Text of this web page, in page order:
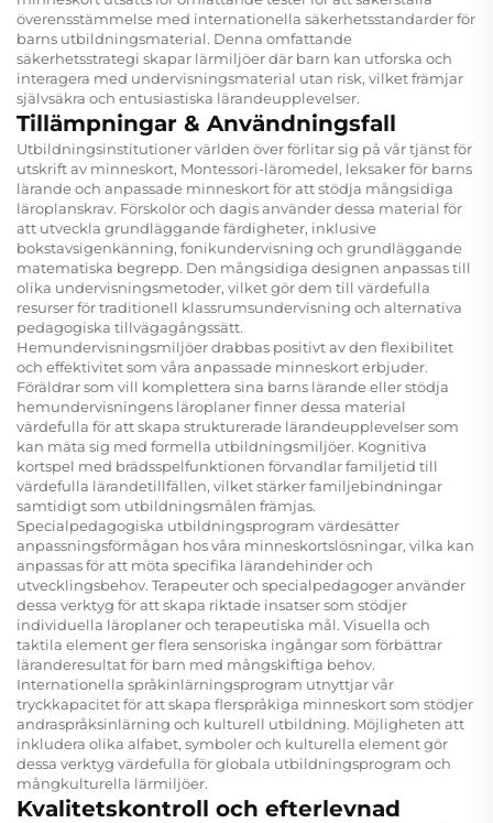
överensstämmelse med internationella säkerhetsstandarder för
barns utbildningsmaterial. Denna omfattande
säkerhetsstrategi skapar lärmiljöer där barn kan utforska och
interagera med undervisningsmaterial utan risk, vilket främjar
självsäkra och entusiastiska lärandeupplevelser.
Tillämpningar & Användningsfall
Utbildningsinstitutioner världen över förlitar sig på vår tjänst för
utskrift av minneskort, Montessori-läromedel, leksaker för barns
lärande och anpassade minneskort för att stödja mångsidiga
läroplanskrav. Förskolor och dagis använder dessa material för
att utveckla grundläggande färdigheter, inklusive
bokstavsigenkänning, fonikundervisning och grundläggande
matematiska begrepp. Den mångsidiga designen anpassas till
olika undervisningsmetoder, vilket gör dem till värdefulla
resurser för traditionell klassrumsundervisning och alternativa
pedagogiska tillvägagångssätt.
Hemundervisningsmiljöer drabbas positivt av den flexibilitet
och effektivitet som våra anpassade minneskort erbjuder.
Föräldrar som vill komplettera sina barns lärande eller stödja
hemundervisningens läroplaner finner dessa material
värdefulla för att skapa strukturerade lärandeupplevelser som
kan mäta sig med formella utbildningsmiljöer. Kognitiva
kortspel med brädsspelfunktionen förvandlar familjetid till
värdefulla lärandetillfällen, vilket stärker familjebindningar
samtidigt som utbildningsmålen främjas.
Specialpedagogiska utbildningsprogram värdesätter
anpassningsförmågan hos våra minneskortslösningar, vilka kan
anpassas för att möta specifika lärandehinder och
utvecklingsbehov. Terapeuter och specialpedagoger använder
dessa verktyg för att skapa riktade insatser som stödjer
individuella läroplaner och terapeutiska mål. Visuella och
taktila element ger flera sensoriska ingångar som förbättrar
läranderesultat för barn med mångskiftiga behov.
Internationella språkinlärningsprogram utnyttjar vår
tryckkapacitet för att skapa flerspråkiga minneskort som stödjer
andraspråksinlärning och kulturell utbildning. Möjligheten att
inkludera olika alfabet, symboler och kulturella element gör
dessa verktyg värdefulla för globala utbildningsprogram och
mångkulturella lärmiljöer.
Kvalitetskontroll och efterlevnad